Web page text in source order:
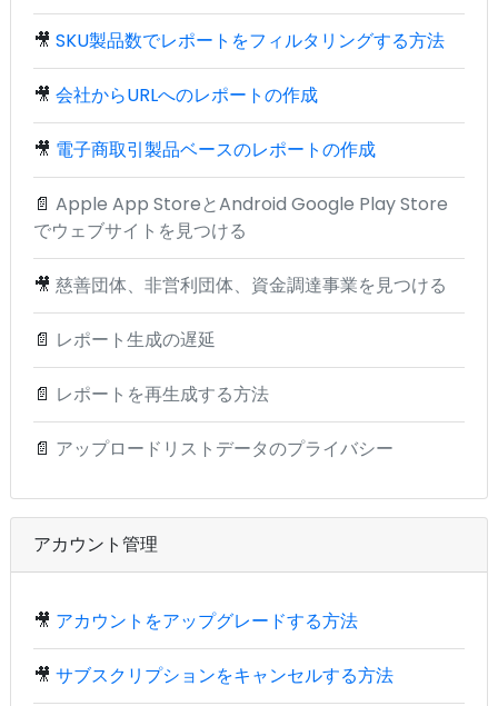
🎥 SKU製品数でレポートをフィルタリングする方法
🎥 会社からURLへのレポートの作成
🎥 電子商取引製品ベースのレポートの作成
📄 Apple App StoreとAndroid Google Play Store
でウェブサイトを見つける
🎥 慈善団体、非営利団体、資金調達事業を見つける
📄 レポート生成の遅延
📄 レポートを再生成する方法
📄 アップロードリストデータのプライバシー
アカウント管理
🎥 アカウントをアップグレードする方法
🎥 サブスクリプションをキャンセルする方法